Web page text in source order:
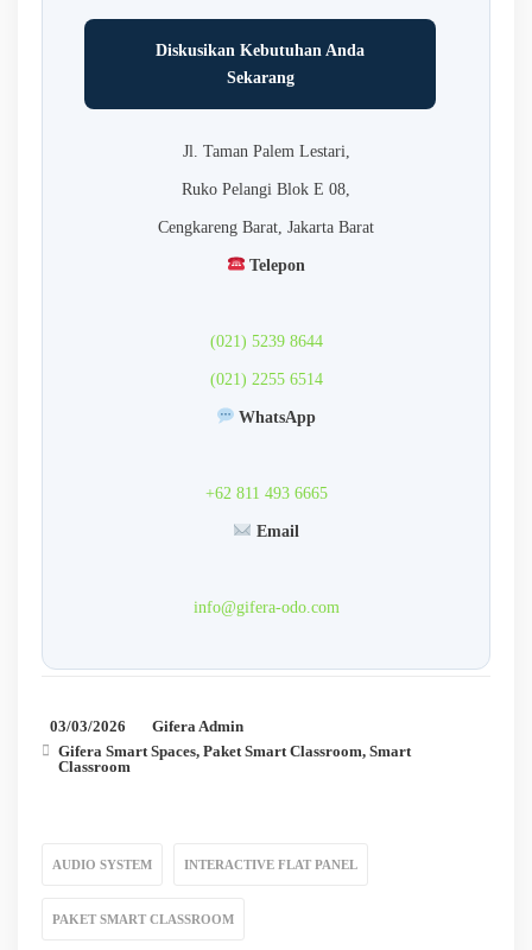
Diskusikan Kebutuhan Anda
Sekarang
Jl. Taman Palem Lestari,
Ruko Pelangi Blok E 08,
Cengkareng Barat, Jakarta Barat
Telepon
(021) 5239 8644
(021) 2255 6514
WhatsApp
+62 811 493 6665
Email
info@gifera-odo.com
03/03/2026
Gifera Admin
Gifera Smart Spaces, Paket Smart Classroom, Smart
Classroom
AUDIO SYSTEM INTERACTIVE FLAT PANEL
PAKET SMART CLASSROOM